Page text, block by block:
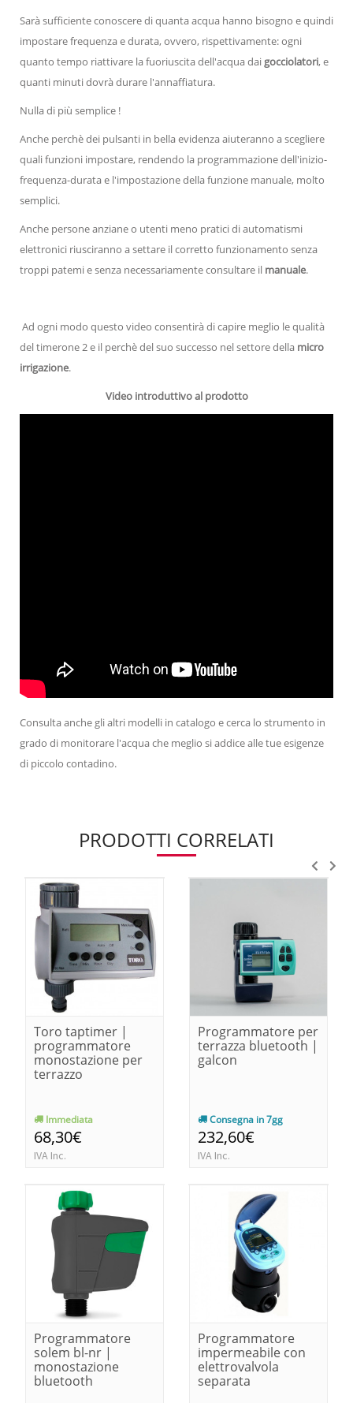
Sarà sufficiente conoscere di quanta acqua hanno bisogno e quindi
impostare frequenza e durata, ovvero, rispettivamente: ogni
quanto tempo riattivare la fuoriuscita dell'acqua dai gocciolatori, e
quanti minuti dovrà durare l'annaffiatura.
Nulla di più semplice !
Anche perchè dei pulsanti in bella evidenza aiuteranno a scegliere
quali funzioni impostare, rendendo la programmazione dell'inizio-
frequenza-durata e l'impostazione della funzione manuale, molto
semplici.
Anche persone anziane o utenti meno pratici di automatismi
elettronici riusciranno a settare il corretto funzionamento senza
troppi patemi e senza necessariamente consultare il manuale.
Ad ogni modo questo video consentirà di capire meglio le qualità
del timerone 2 e il perchè del suo successo nel settore della micro
irrigazione.
Video introduttivo al prodotto
Consulta anche gli altri modelli in catalogo e cerca lo strumento in
grado di monitorare l'acqua che meglio si addice alle tue esigenze
di piccolo contadino.
PRODOTTI CORRELATI
Toro taptimer |
programmatore
monostazione per
terrazzo
Immediata
68,30€
IVA Inc.
Programmatore per
terrazza bluetooth |
galcon
Consegna in 7gg
232,60€
IVA Inc.
Programmatore
solem bl-nr |
monostazione
bluetooth
Programmatore
impermeabile con
elettrovalvola
separata